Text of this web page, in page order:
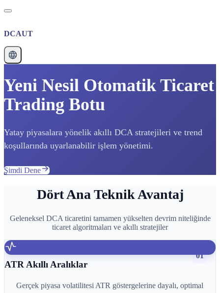
DCAUT
Yeni Nesil Otomatik Ticaret
Trading Botu
Yatay piyasalara yönelik akıllı DCA stratejileri ve trend
koşullarında uyarlanabilir işlem yönetimi.
Şimdi Dene
Dört Ana Teknik Avantaj
Geleneksel DCA ticaretini tamamen yükselten devrim niteliğinde
ticaret algoritmaları ve akıllı stratejiler
01
ATR Akıllı Aralıklar
Gerçek piyasa volatilitesi ATR göstergelerine dayalı, optimal